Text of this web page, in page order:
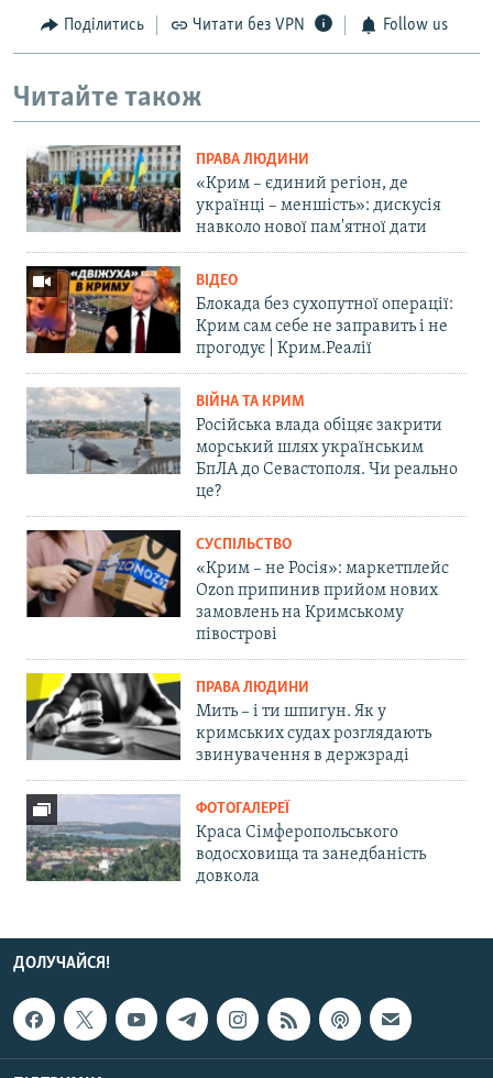
Поділитись Читати без VPN Follow us
Читайте також
ПРАВА ЛЮДИНИ
«Крим – єдиний регіон, де
українці – меншість»: дискусія
навколо нової пам'ятної дати
ВІДЕО
Блокада без сухопутної операції:
Крим сам себе не заправить і не
прогодує | Крим.Реалії
ВІЙНА ТА КРИМ
Російська влада обіцяє закрити
морський шлях українським
БпЛА до Севастополя. Чи реально
це?
СУСПІЛЬСТВО
«Крим – не Росія»: маркетплейс
Ozon припинив прийом нових
замовлень на Кримському
півострові
ПРАВА ЛЮДИНИ
Мить – і ти шпигун. Як у
кримських судах розглядають
звинувачення в держзраді
ФОТОГАЛЕРЕЇ
Краса Сімферопольського
водосховища та занедбаність
довкола
ДОЛУЧАЙСЯ!